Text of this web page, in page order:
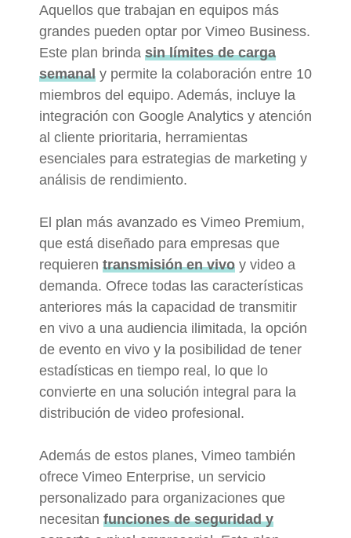
Aquellos que trabajan en equipos más
grandes pueden optar por Vimeo Business.
Este plan brinda sin límites de carga
semanal y permite la colaboración entre 10
miembros del equipo. Además, incluye la
integración con Google Analytics y atención
al cliente prioritaria, herramientas
esenciales para estrategias de marketing y
análisis de rendimiento.
El plan más avanzado es Vimeo Premium,
que está diseñado para empresas que
requieren transmisión en vivo y video a
demanda. Ofrece todas las características
anteriores más la capacidad de transmitir
en vivo a una audiencia ilimitada, la opción
de evento en vivo y la posibilidad de tener
estadísticas en tiempo real, lo que lo
convierte en una solución integral para la
distribución de video profesional.
Además de estos planes, Vimeo también
ofrece Vimeo Enterprise, un servicio
personalizado para organizaciones que
necesitan funciones de seguridad y